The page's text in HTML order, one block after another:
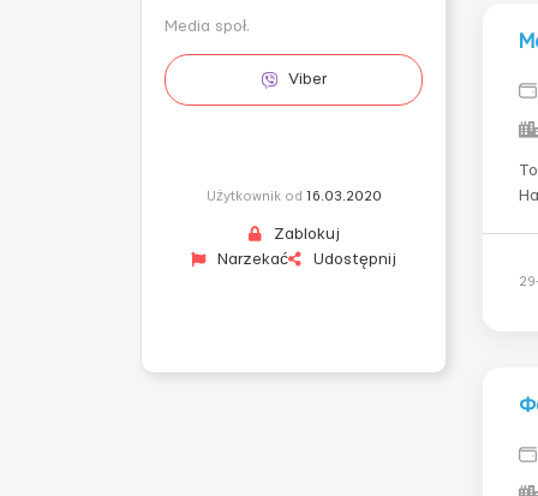
Media społ.
Viber
Użytkownik od 16.03.2020
Zablokuj
Narzekać
Udostępnij